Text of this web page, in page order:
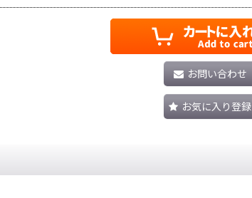
お問い合わせ
お気に入り登録